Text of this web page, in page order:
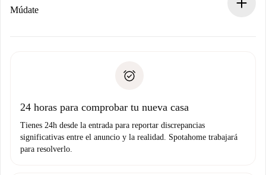
Si es rechazada: No te haremos ningún cargo y te
Prueba de solvencia
Múdate
no nos comunicas ningún problema.
24 horas para comprobar tu nueva casa
Tienes 24h desde la entrada para reportar discrepancias
significativas entre el anuncio y la realidad. Spotahome trabajará
para resolverlo.